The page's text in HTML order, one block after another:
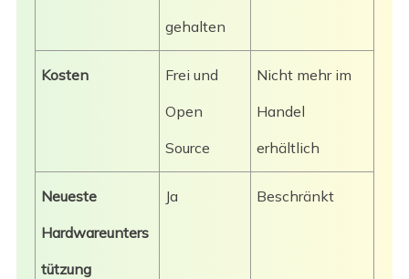
gehalten
Kosten
Frei und
Open
Source
Nicht mehr im
Handel
erhältlich
Neueste
Hardwareunters
tützung
Ja Beschränkt